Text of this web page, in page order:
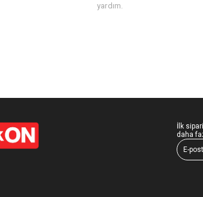
yardım.
İlk
daha